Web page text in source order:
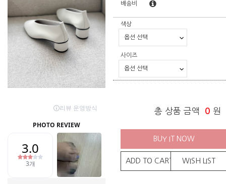
배송비
색상
사이즈
총 상품 금액 0 원
BUY IT NOW
ADD TO CART WISH LIST